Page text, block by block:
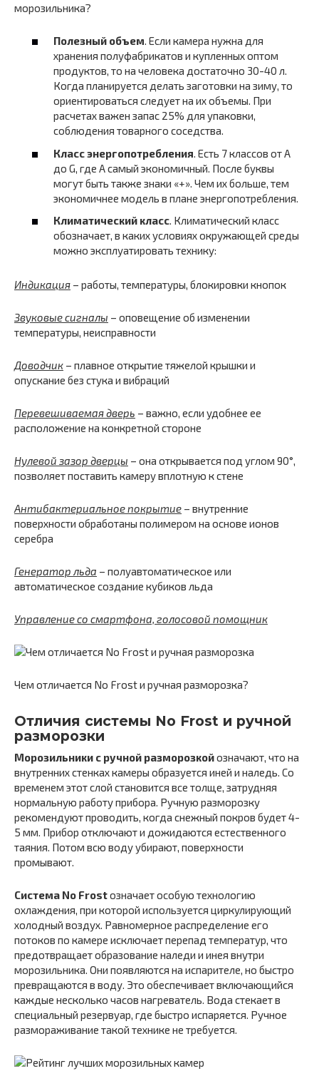
морозильника?
Полезный объем. Если камера нужна для
хранения полуфабрикатов и купленных оптом
продуктов, то на человека достаточно 30-40 л.
Когда планируется делать заготовки на зиму, то
ориентироваться следует на их объемы. При
расчетах важен запас 25% для упаковки,
соблюдения товарного соседства.
Класс энергопотребления. Есть 7 классов от A
до G, где A самый экономичный. После буквы
могут быть также знаки «+». Чем их больше, тем
экономичнее модель в плане энергопотребления.
Климатический класс. Климатический класс
обозначает, в каких условиях окружающей среды
можно эксплуатировать технику:
Индикация – работы, температуры, блокировки кнопок
Звуковые сигналы – оповещение об изменении
температуры, неисправности
Доводчик – плавное открытие тяжелой крышки и
опускание без стука и вибраций
Перевешиваемая дверь – важно, если удобнее ее
расположение на конкретной стороне
Нулевой зазор дверцы – она открывается под углом 90°,
позволяет поставить камеру вплотную к стене
Антибактериальное покрытие – внутренние
поверхности обработаны полимером на основе ионов
серебра
Генератор льда – полуавтоматическое или
автоматическое создание кубиков льда
Управление со смартфона, голосовой помощник
Чем отличается No Frost и ручная разморозка?
Отличия системы No Frost и ручной
разморозки
Морозильники с ручной разморозкойозначают, что на
внутренних стенках камеры образуется иней и наледь. Со
временем этот слой становится все толще, затрудняя
нормальную работу прибора. Ручную разморозку
рекомендуют проводить, когда снежный покров будет 4-
5 мм. Прибор отключают и дожидаются естественного
таяния. Потом всю воду убирают, поверхности
промывают.
Система No Frostозначает особую технологию
охлаждения, при которой используется циркулирующий
холодный воздух. Равномерное распределение его
потоков по камере исключает перепад температур, что
предотвращает образование наледи и инея внутри
морозильника. Они появляются на испарителе, но быстро
превращаются в воду. Это обеспечивает включающийся
каждые несколько часов нагреватель. Вода стекает в
специальный резервуар, где быстро испаряется. Ручное
размораживание такой технике не требуется.